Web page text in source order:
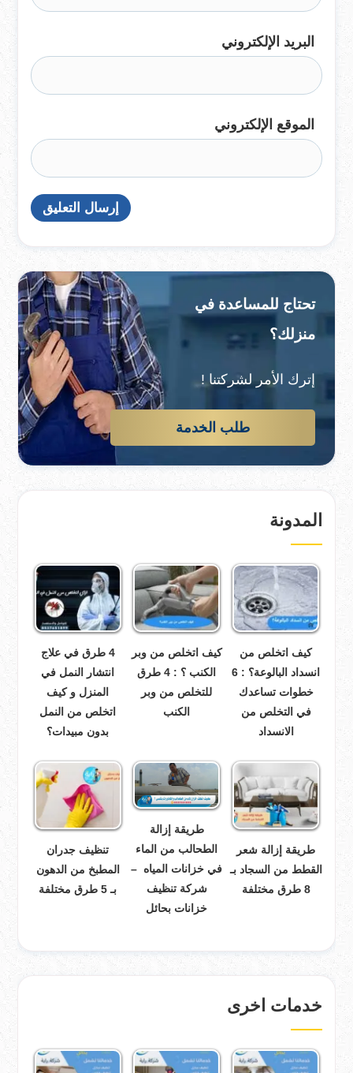
البريد الإلكتروني
الموقع الإلكتروني
تحتاج للمساعدة في
منزلك؟
إترك الأمر لشركتنا !
طلب الخدمة
المدونة
كيف اتخلص من
انسداد البالوعة؟ : 6
خطوات تساعدك
في التخلص من
الانسداد
كيف اتخلص من وبر
الكنب ؟ : 4 طرق
للتخلص من وبر
الكنب
4 طرق في علاج
انتشار النمل في
المنزل و كيف
اتخلص من النمل
بدون مبيدات؟
طريقة إزالة شعر
القطط من السجاد بـ
8 طرق مختلفة
طريقة إزالة
الطحالب من الماء
في خزانات المياه –
شركة تنظيف
خزانات بحائل
تنظيف جدران
المطبخ من الدهون
بـ 5 طرق مختلفة
خدمات اخرى